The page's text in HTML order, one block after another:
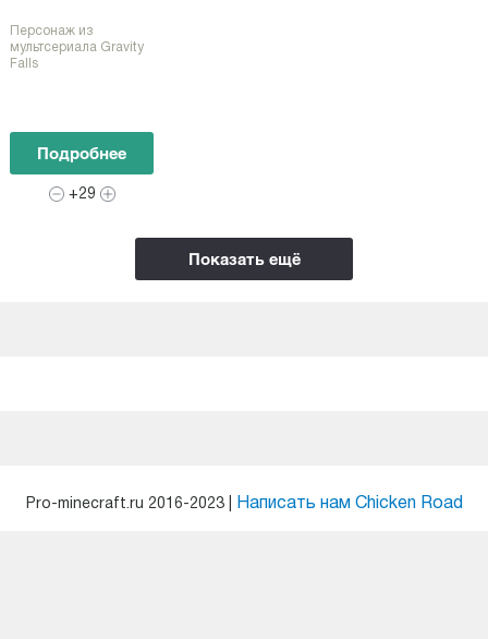
Персонаж из
мультсериала Gravity
Falls
Подробнее
+29
Показать ещё
Pro-minecraft.ru 2016-2023 | Написать нам Chicken Road